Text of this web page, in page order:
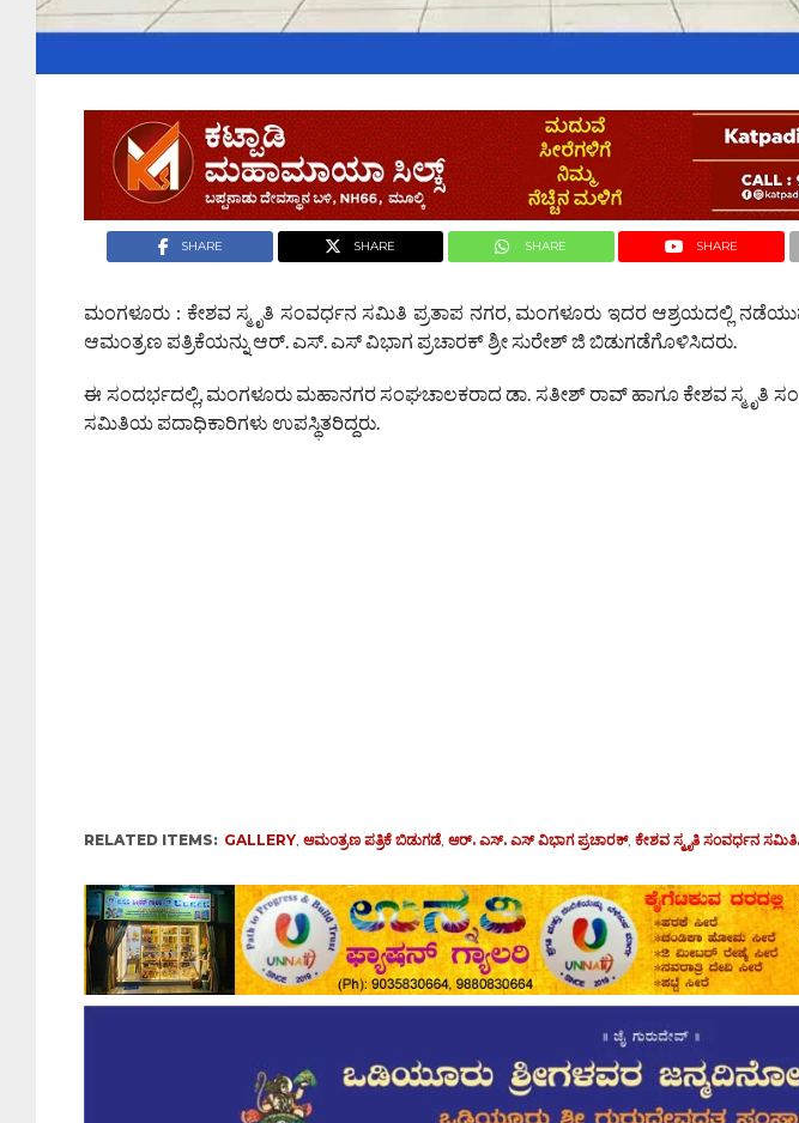
SHARE SHARE SHARE SHARE
ಮಂಗಳೂರು : ಕೇಶವ ಸ್ಮೃತಿ ಸಂವರ್ಧನ ಸಮಿತಿ ಪ್ರತಾಪ ನಗರ, ಮಂಗಳೂರು ಇದರ ಆಶ್ರಯದಲ್ಲಿ
ಆಮಂತ್ರಣ ಪತ್ರಿಕೆಯನ್ನು ಆರ್. ಎಸ್. ಎಸ್ ವಿಭಾಗ ಪ್ರಚಾರಕ್ ಶ್ರೀ ಸುರೇಶ್ ಜಿ ಬಿಡುಗಡೆಗೊಳಿಸಿದರು.
ಈ ಸಂದರ್ಭದಲ್ಲಿ, ಮಂಗಳೂರು ಮಹಾನಗರ ಸಂಘಚಾಲಕರಾದ ಡಾ. ಸತೀಶ್ ರಾವ್ ಹಾಗೂ ಕೇಶವ ಸ್ಮೃತಿ
ಸಮಿತಿಯ ಪದಾಧಿಕಾರಿಗಳು ಉಪಸ್ಥಿತರಿದ್ದರು.
RELATED ITEMS: GALLERY,ಆಮಂತ್ರಣ ಪತ್ರಿಕೆ ಬಿಡುಗಡೆ,ಆರ್. ಎಸ್. ಎಸ್ ವಿಭಾಗ ಪ್ರಚಾರಕ್,ಕೇಶವ ಸ್ಮೃತಿ ಸಂವರ್ಧನ